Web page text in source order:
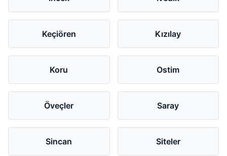
Keçiören Kızılay
Koru Ostim
Öveçler Saray
Sincan Siteler